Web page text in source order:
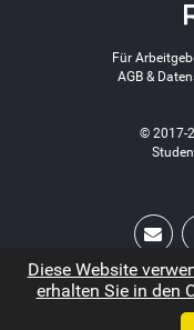
Für
AGB &
© 2017-
Diese Website
erhalten Sie in den